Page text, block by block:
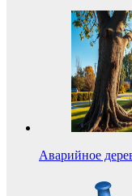
Аварийное